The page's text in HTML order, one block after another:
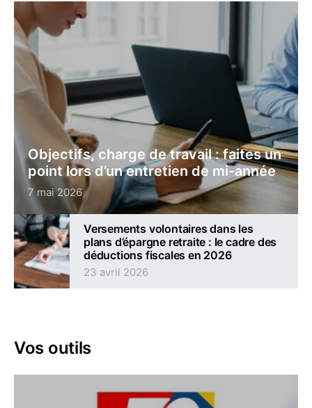
Objectifs, charge de travail : faites un
point lors d’un entretien de mi-année
7 mai 2026
Versements volontaires dans les
plans d’épargne retraite : le cadre des
déductions fiscales en 2026
23 avril 2026
Vos outils